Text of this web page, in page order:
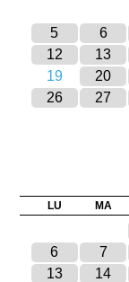
5
6
12
13
19
20
26
27
LU MA
6
7
13
14